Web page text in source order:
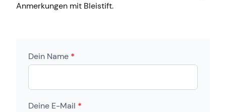
Anmerkungen mit Bleistift.
Dein Name *
Deine E-Mail *